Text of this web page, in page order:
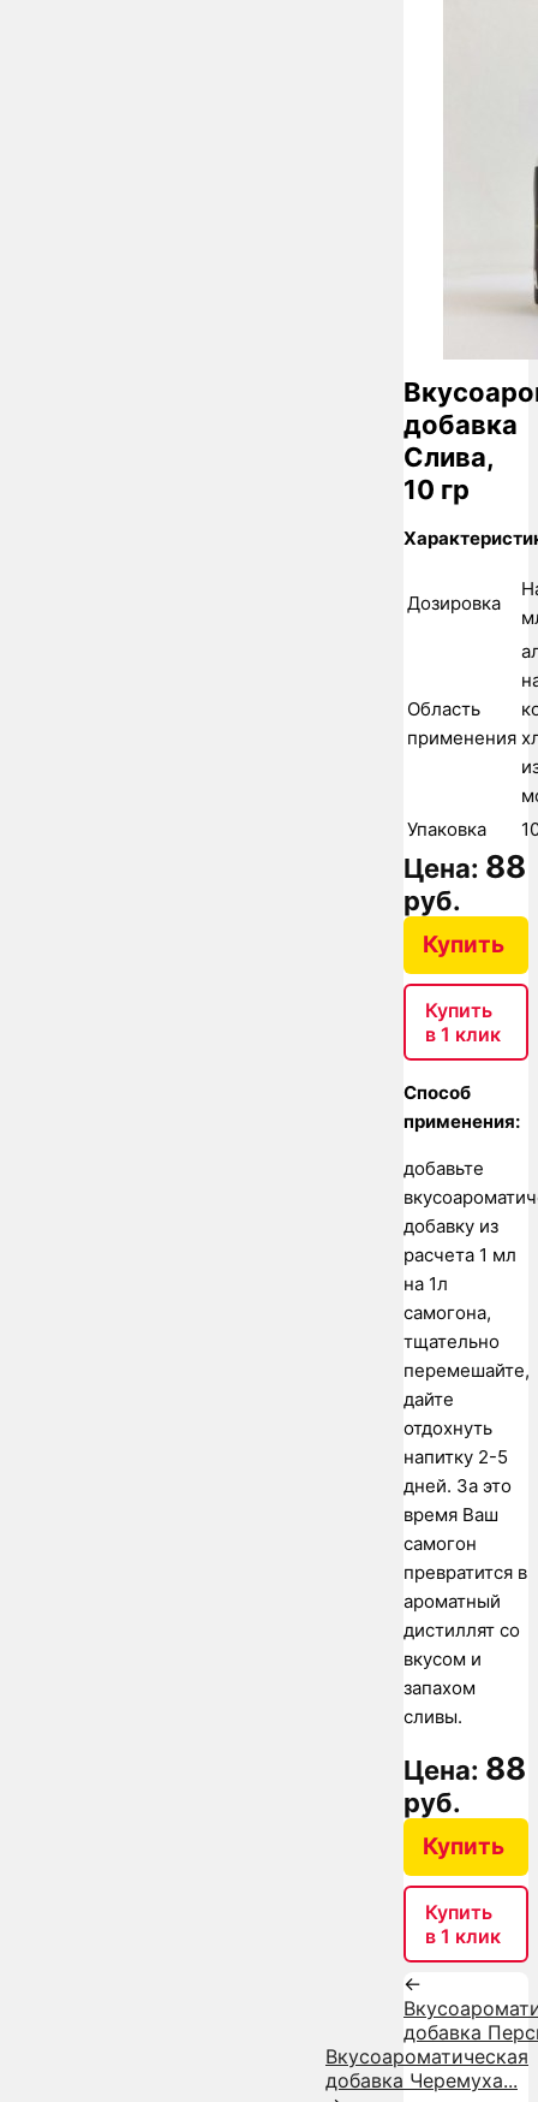
добавка
Слива,
10 гр
Дозировка
Область
применения
Упаковка
Цена: 88
руб.
Купить
Купить
в 1 клик
Способ
применения:
добавьте
добавку из
расчета 1 мл
на 1л
самогона,
тщательно
перемешайте,
дайте
отдохнуть
напитку 2-5
дней. За это
время Ваш
самогон
превратится в
ароматный
дистиллят со
вкусом и
запахом
сливы.
Цена: 88
руб.
Купить
Купить
в 1 клик
←
добавка
Вкусоароматическая
добавка Черемуха...